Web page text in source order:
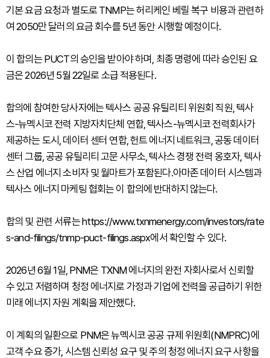
기본 요금 요청과 별도로 TNMP는 허리케인 베릴 복구 비용과 관련하
여 2050만 달러의 요금 회수를 5년 동안 시행할 예정이다.
이 합의는 PUCT의 승인을 받아야 하며, 최종 명령에 따라 승인된 요
금은 2026년 5월 22일로 소급 적용된다.
합의에 참여한 당사자에는 텍사스 공공 유틸리티 위원회 직원, 텍사
스-뉴멕시코 전력 지방자치단체 연합, 텍사스-뉴멕시코 전력회사가
제공하는 도시, 데이터 센터 연합, 헌트 에너지 네트워크, 공동 데이터
센터 그룹, 공공 유틸리티 고문 사무소, 텍사스 경쟁 전력 옹호자, 텍사
스 산업 에너지 소비자 및 월마트가 포함된다.아마존 데이터 시스템과
텍사스 에너지 마케팅 협회는 이 합의에 반대하지 않는다.
합의 및 관련 서류는 https://www.txnmenergy.com/investors/rate
s-and-filings/tnmp-puct-filings.aspx에서 확인할 수 있다.
2026년 6월 1일, PNM은 TXNM 에너지의 완전 자회사로서 신뢰할
수 있고 저렴하며 청정 에너지로 가정과 기업에 전력을 공급하기 위한
미래 에너지 자원 계획을 제안했다.
이 계획의 일환으로 PNM은 뉴멕시코 공공 규제 위원회(NMPRC)에
고객 수요 증가, 시스템 신뢰성 요구 및 주의 청정 에너지 요구 사항을